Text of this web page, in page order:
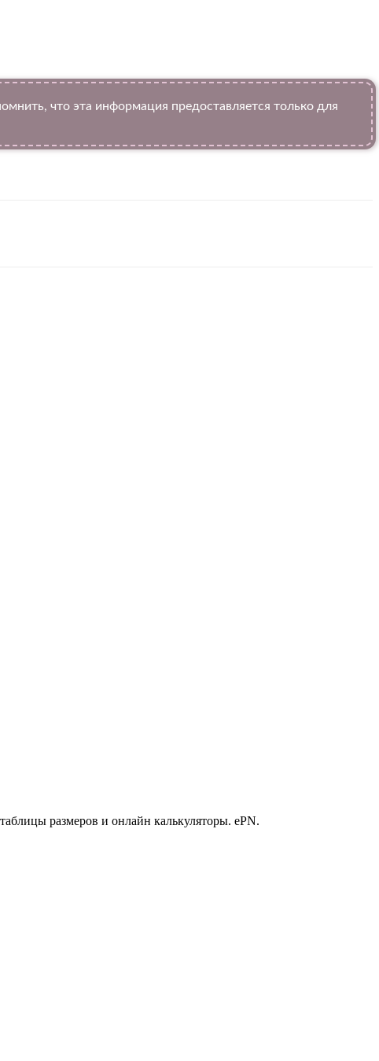
что эта информация предоставляется только для
размеров и онлайн калькуляторы. ePN.